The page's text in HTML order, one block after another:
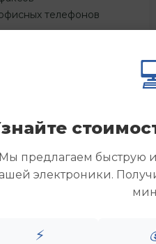
телефонов
предлагаем быструю
электроники.
⚡